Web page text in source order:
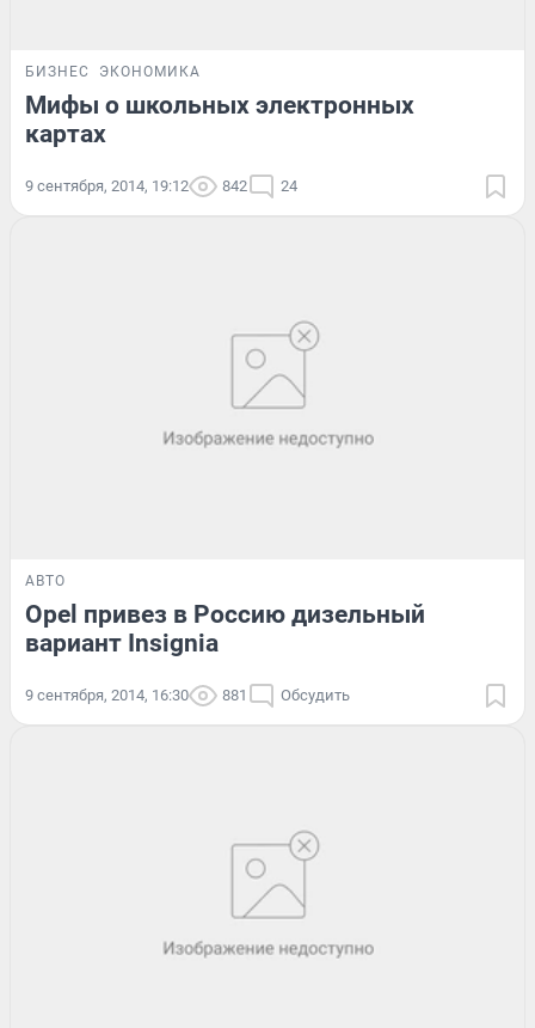
БИЗНЕС ЭКОНОМИКА
Мифы о школьных электронных
картах
9 сентября, 2014, 19:12 842 24
АВТО
Opel привез в Россию дизельный
вариант Insignia
9 сентября, 2014, 16:30 881 Обсудить